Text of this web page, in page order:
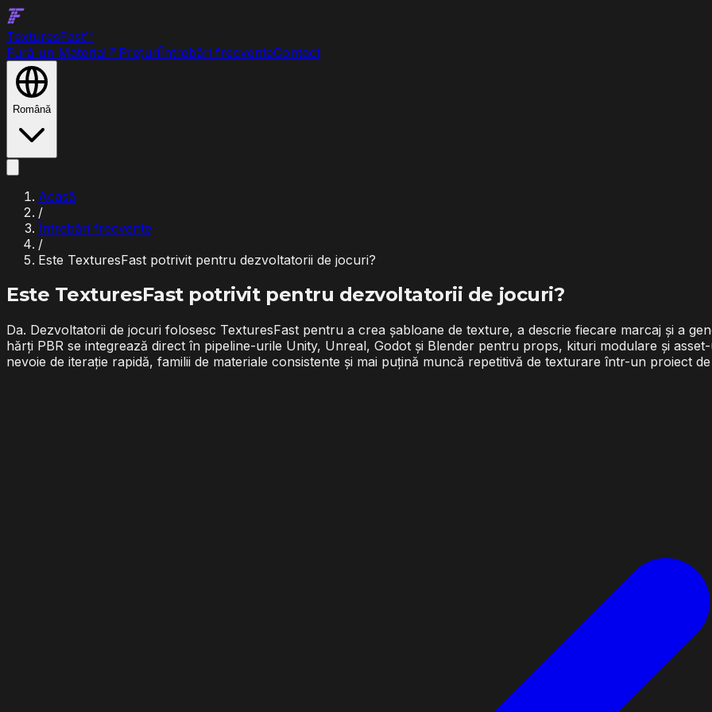
TexturesFast™
Fură un Material↗ PrețuriÎntrebări frecventeContact
Română
Acasă
/
Întrebări frecvente
/
Este TexturesFast potrivit pentru dezvoltatorii de jocuri?
Este TexturesFast potrivit pentru dezvoltatorii de jocuri?
Da. Dezvoltatorii de jocuri folosesc TexturesFast pentru a crea șabloane de texture, a descrie fiecare marcaj și a
hărți PBR se integrează direct în pipeline-urile Unity, Unreal, Godot și Blender pentru props, kituri modulare și
nevoie de iterație rapidă, familii de materiale consistente și mai puțină muncă repetitivă de texturare într-un proiect